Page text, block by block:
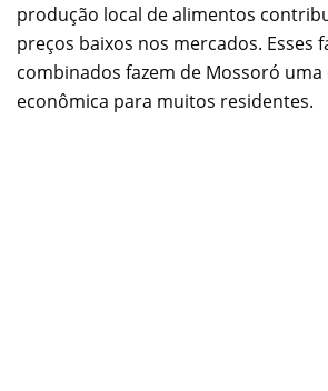
produção local de alimentos
preços baixos nos mercados. Esses
combinados fazem de Mossoró uma
econômica para muitos residentes.